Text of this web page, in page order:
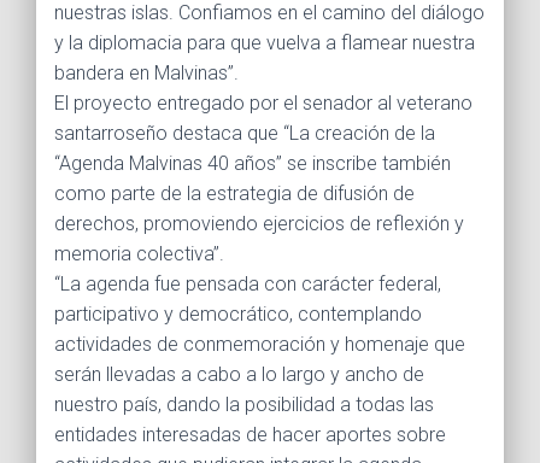
nuestras islas. Confiamos en el camino del diálogo
y la diplomacia para que vuelva a flamear nuestra
bandera en Malvinas”.
El proyecto entregado por el senador al veterano
santarroseño destaca que “La creación de la
“Agenda Malvinas 40 años” se inscribe también
como parte de la estrategia de difusión de
derechos, promoviendo ejercicios de reflexión y
memoria colectiva”.
“La agenda fue pensada con carácter federal,
participativo y democrático, contemplando
actividades de conmemoración y homenaje que
serán llevadas a cabo a lo largo y ancho de
nuestro país, dando la posibilidad a todas las
entidades interesadas de hacer aportes sobre